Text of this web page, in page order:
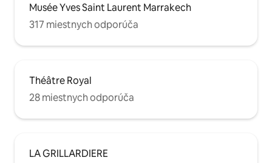
Musée Yves Saint Laurent Marrakech
317 miestnych odporúča
Théâtre Royal
28 miestnych odporúča
LA GRILLARDIERE